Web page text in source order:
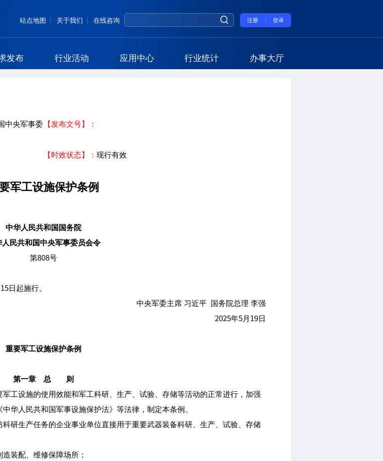
站点地图 关于我们 在线咨询 注册 登录
发布 行业活动 应用中心 行业统计 办事大厅
中央军事委 【发布文号】：
【时效状态】： 现行有效
军工设施保护条例
中华人民共和国国务院
人民共和国中央军事委员会令
第808号
日起施行。
中央军委主席 习近平 国务院总理 李强
2025年5月19日
重要军工设施保护条例
第一章 总 则
工设施的使用效能和军工科研、生产、试验、存储等活动的正常进行，加强
华人民共和国军事设施保护法》等法律，制定本条例。
研生产任务的企业事业单位直接用于重要武器装备科研、生产、试验、存储
装配、维修保障场所；